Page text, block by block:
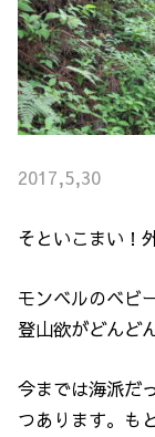
2017,5,30
そといこまい！
モンベルのベビ
登山欲がどんど
今までは海派だ
つあります。も